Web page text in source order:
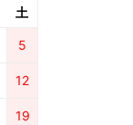
土
5
12
19